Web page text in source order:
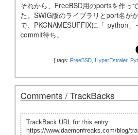
それから、FreeBSD用のportsを作って
た。SWIG版のライブラリとport名が
で、PKGNAMESUFFIXに「-python」
commit待ち。
[ tags: FreeBSD HyperEstraier,
Comments / TrackBacks
TrackBack URL for this entry:
https://www.daemonfreaks.com/blog/